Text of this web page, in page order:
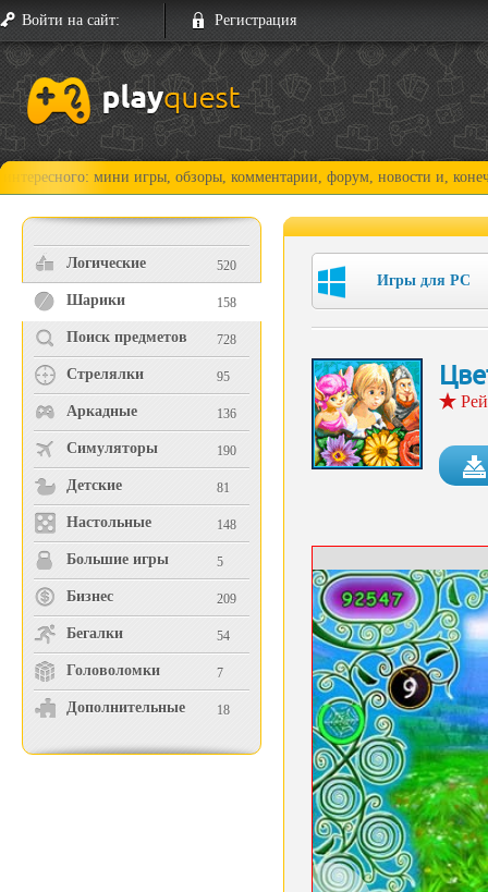
Войти на сайт: Регистрация
мини игры, обзоры, комментарии, форум, новости и, конечно,
Логические 520
Шарики 158
Поиск предметов 728
Стрелялки 95
Аркадные 136
Симуляторы 190
Детские 81
Настольные 148
Большие игры 5
Бизнес 209
Бегалки 54
Головоломки 7
Дополнительные 18
Игры для PC